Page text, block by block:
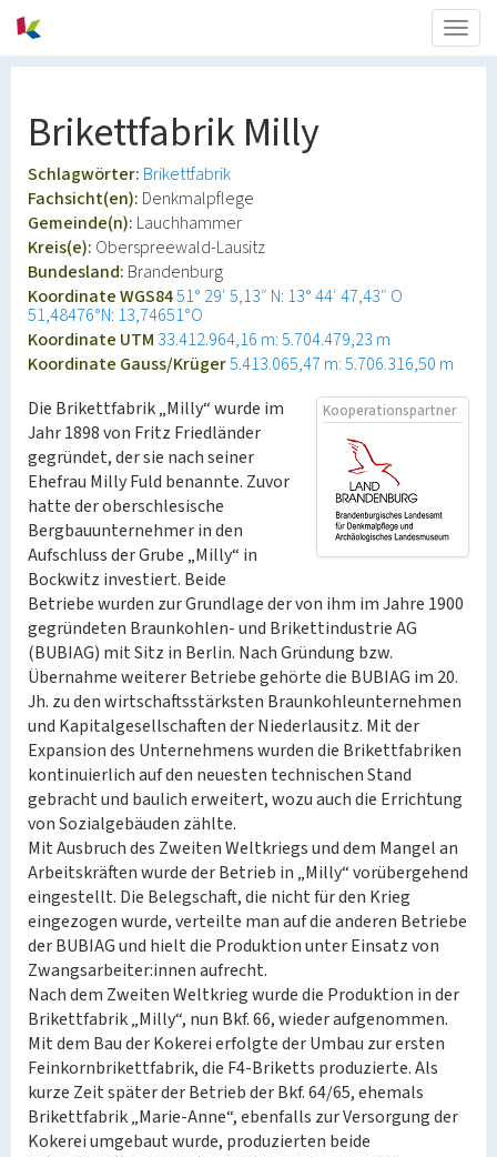
Brikettfabrik Milly
Schlagwörter: Brikettfabrik
Fachsicht(en): Denkmalpflege
Gemeinde(n): Lauchhammer
Kreis(e): Oberspreewald-Lausitz
Bundesland: Brandenburg
Koordinate WGS8451° 29′ 5,13″ N: 13° 44′ 47,43″ O
51,48476°N: 13,74651°O
Koordinate UTM 33.412.964,16 m: 5.704.479,23 m
Koordinate Gauss/Krüger5.413.065,47 m: 5.706.316,50 m
Kooperationspartner
Die Brikettfabrik „Milly“ wurde im
Jahr 1898 von Fritz Friedländer
gegründet, der sie nach seiner
Ehefrau Milly Fuld benannte. Zuvor
hatte der oberschlesische
Bergbauunternehmer in den
Aufschluss der Grube „Milly“ in
Bockwitz investiert. Beide
Betriebe wurden zur Grundlage der von ihm im Jahre 1900
gegründeten Braunkohlen- und Brikettindustrie AG
(BUBIAG) mit Sitz in Berlin. Nach Gründung bzw.
Übernahme weiterer Betriebe gehörte die BUBIAG im 20.
Jh. zu den wirtschaftsstärksten Braunkohleunternehmen
und Kapitalgesellschaften der Niederlausitz. Mit der
Expansion des Unternehmens wurden die Brikettfabriken
kontinuierlich auf den neuesten technischen Stand
gebracht und baulich erweitert, wozu auch die Errichtung
von Sozialgebäuden zählte.
Mit Ausbruch des Zweiten Weltkriegs und dem Mangel an
Arbeitskräften wurde der Betrieb in „Milly“ vorübergehend
eingestellt. Die Belegschaft, die nicht für den Krieg
eingezogen wurde, verteilte man auf die anderen Betriebe
der BUBIAG und hielt die Produktion unter Einsatz von
Zwangsarbeiter:innen aufrecht.
Nach dem Zweiten Weltkrieg wurde die Produktion in der
Brikettfabrik „Milly“, nun Bkf. 66, wieder aufgenommen.
Mit dem Bau der Kokerei erfolgte der Umbau zur ersten
Feinkornbrikettfabrik, die F4-Briketts produzierte. Als
kurze Zeit später der Betrieb der Bkf. 64/65, ehemals
Brikettfabrik „Marie-Anne“, ebenfalls zur Versorgung der
Kokerei umgebaut wurde, produzierten beide